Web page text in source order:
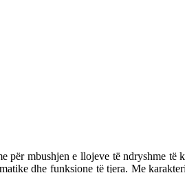
mbushjen e llojeve të ndryshme
dhe funksione të tjera. Me